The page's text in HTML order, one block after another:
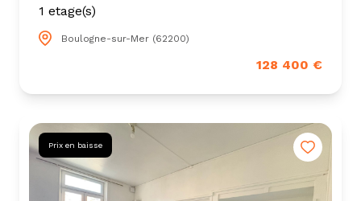
1 etage(s)
Boulogne-sur-Mer (62200)
128 400 €
Prix en baisse